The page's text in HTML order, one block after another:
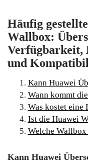
Häufig
Wallbox:
Verfügbarkeit,
und
Kann Huawei
Wann kommt
Was kostet eine
Ist die Huawei
Welche
Kann Huawei